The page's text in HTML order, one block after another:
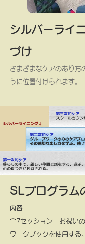
シルバーライ
づけ
さまざまなケアのあり方
うに位置付けられます。
SLプログラム
​内容
全7セッション＋お祝い
ワークブックを使用する。